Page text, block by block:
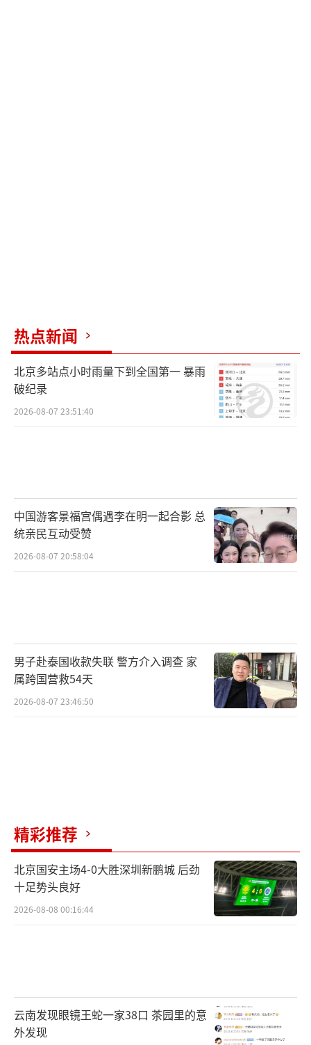
热点新闻
北京多站点小时雨量下到全国第一 暴雨
破纪录
2026-08-07 23:51:40
中国游客景福宫偶遇李在明一起合影 总
统亲民互动受赞
2026-08-07 20:58:04
男子赴泰国收款失联 警方介入调查 家
属跨国营救54天
2026-08-07 23:46:50
精彩推荐
北京国安主场4-0大胜深圳新鹏城 后劲
十足势头良好
2026-08-08 00:16:44
云南发现眼镜王蛇一家38口 茶园里的意
外发现